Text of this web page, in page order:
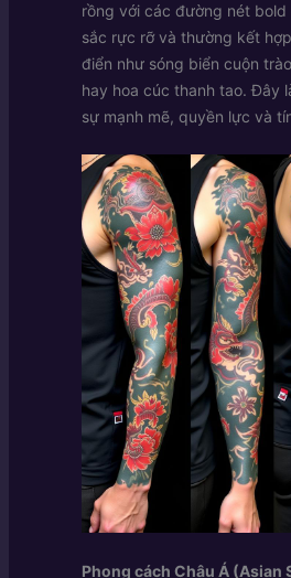
rồng với các đường nét bold
sắc rực rỡ và thường kết
điển như sóng biển cuộn
hay hoa cúc thanh tao. Đây
sự mạnh mẽ, quyền lực và
Phong cách Châu Á (Asian